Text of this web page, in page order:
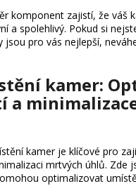
komponent zajistí, že váš
a spolehlivý. Pokud si
jsou pro vás nejlepší,
kamer:
a
kamer je klíčové pro
mrtvých úhlů. Zde
optimalizovat